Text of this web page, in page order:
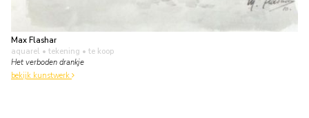
Max Flashar
aquarel • tekening • te koop
Het verboden drankje
bekijk kunstwerk